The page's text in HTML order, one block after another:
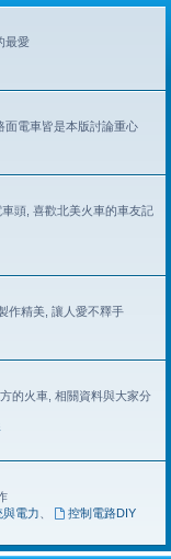
最愛
面電車皆是本版討論重心
頭, 喜歡北美火車的車友記
作精美, 讓人愛不釋手
的火車, 相關資料與大家分
與電力
控制電路DIY